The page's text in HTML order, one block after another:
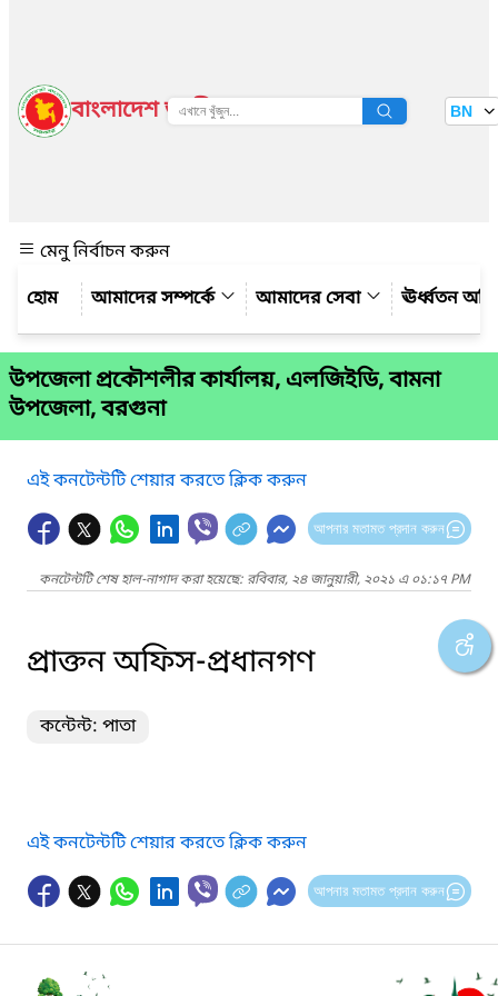
বাংলাদেশ জাতীয় তথ্য বাতায়ন BN
মেনু নির্বাচন করুন
আমাদের সম্পর্কে
আমাদের সেবা ঊর্ধ্বতন
উপজেলা প্রকৌশলীর কার্যালয়, এলজিইডি, বামনা
উপজেলা, বরগুনা
এই কনটেন্টটি শেয়ার করতে ক্লিক করুন
আপনার মতামত প্রদান করুন
কনটেন্টটি শেষ হাল-নাগাদ করা হয়েছে: রবিবার, ২৪ জানুয়ারী, ২০২১ এ ০১:১৭ PM
প্রাক্তন অফিস-প্রধানগণ
কন্টেন্ট: পাতা
এই কনটেন্টটি শেয়ার করতে ক্লিক করুন
আপনার মতামত প্রদান করুন